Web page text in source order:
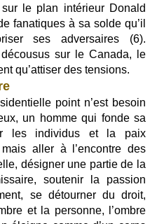
sur le plan intérieur Donald
fanatiques à sa solde qu’il
ses adversaires (6).
sur le Canada, le
qu’attiser des tensions.
point n’est besoin
un homme qui fonde sa
les individus et la paix
aller à l’encontre des
désigner une partie de la
soutenir la passion
se détourner du droit,
et la personne, l’ombre